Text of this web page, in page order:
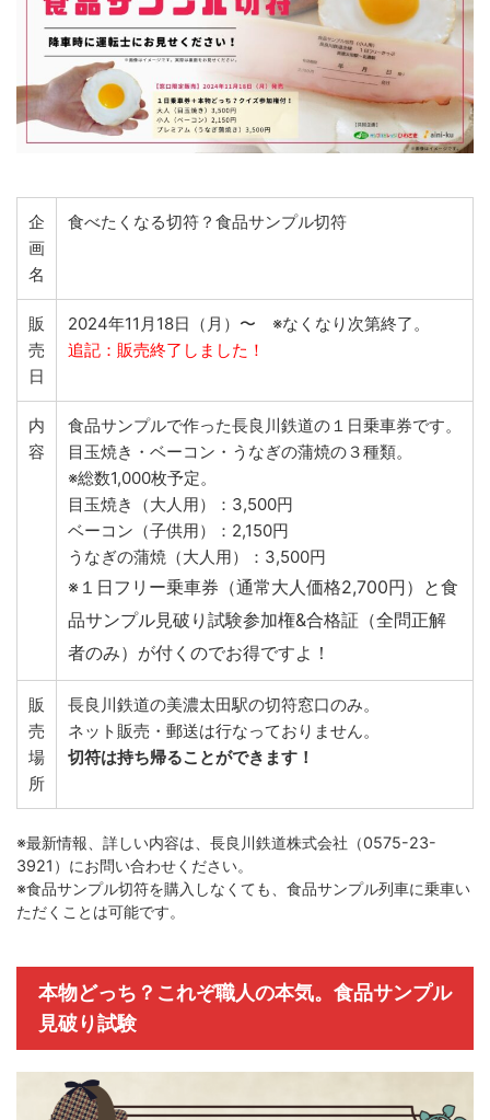
企
画
名
食べたくなる切符？食品サンプル切符
販
売
日
2024年11月18日（月）〜 ※なくなり次第終了。
追記：販売終了しました！
内
容
食品サンプルで作った長良川鉄道の１日乗車券です。
目玉焼き・ベーコン・うなぎの蒲焼の３種類。
※総数1,000枚予定。
目玉焼き（大人用）：3,500円
ベーコン（子供用）：2,150円
うなぎの蒲焼（大人用）：3,500円
※１日フリー乗車券（通常大人価格2,700円）と食
品サンプル見破り試験参加権&合格証（全問正解
者のみ）が付くのでお得ですよ！
販
売
場
所
長良川鉄道の美濃太田駅の切符窓口のみ。
ネット販売・郵送は行なっておりません。
切符は持ち帰ることができます！
※最新情報、詳しい内容は、長良川鉄道株式会社（0575-23-
3921）にお問い合わせください。
※食品サンプル切符を購入しなくても、食品サンプル列車に乗車い
ただくことは可能です。
本物どっち？これぞ職人の本気。食品サンプル
見破り試験